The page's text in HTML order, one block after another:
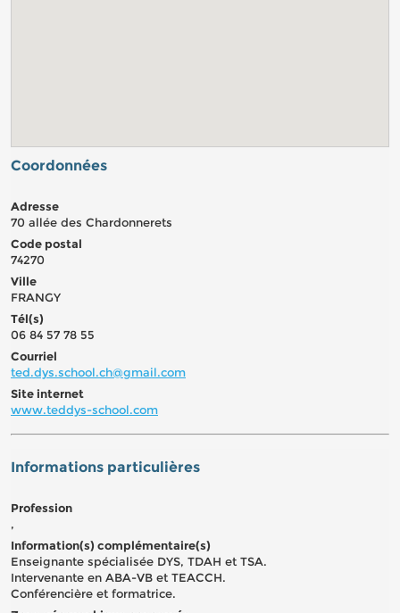
Coordonnées
Adresse
70 allée des Chardonnerets
Code postal
74270
Ville
FRANGY
Tél(s)
06 84 57 78 55
Courriel
ted.dys.school.ch@gmail.com
Site internet
www.teddys-school.com
Informations particulières
Profession
,
Information(s) complémentaire(s)
Enseignante spécialisée DYS, TDAH et TSA.
Intervenante en ABA-VB et TEACCH.
Conférencière et formatrice.